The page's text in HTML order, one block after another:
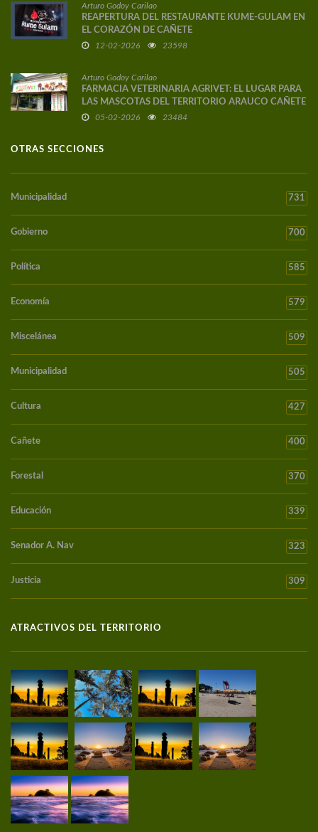
Arturo Godoy Carilao
REAPERTURA DEL RESTAURANTE KUME-GULAM EN
EL CORAZÓN DE CAÑETE
12-02-2026 23598
Arturo Godoy Carilao
FARMACIA VETERINARIA AGRIVET: EL LUGAR PARA
LAS MASCOTAS DEL TERRITORIO ARAUCO CAÑETE
05-02-2026 23484
OTRAS SECCIONES
Municipalidad 731
Gobierno 700
Política 585
Economía 579
Miscelánea 509
Municipalidad 505
Cultura 427
Cañete 400
Forestal 370
Educación 339
Senador A. Nav 323
Justicia 309
ATRACTIVOS DEL TERRITORIO